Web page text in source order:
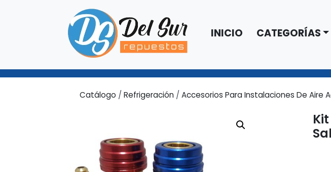
INICIO CATEGORÍAS
Catálogo / Refrigeración/ Accesorios Para Instalaciones De Aire